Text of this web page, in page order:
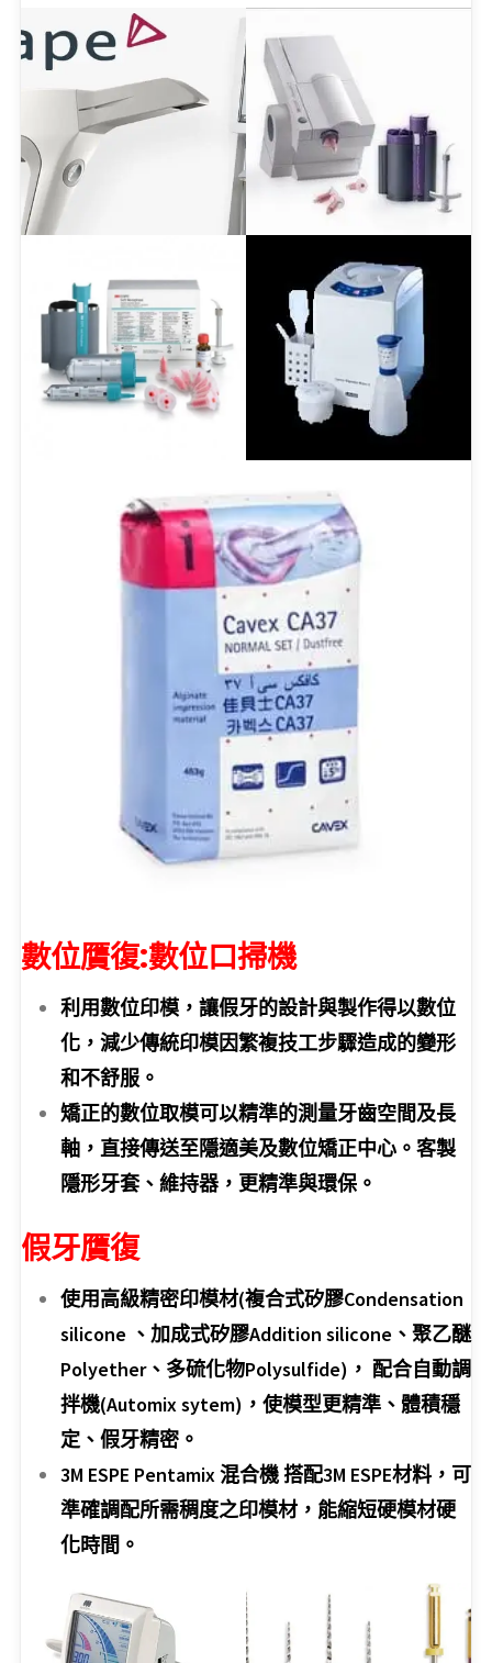
數位贋復:數位口掃機
利用數位印模，讓假牙的設計與製作得以數位
化，減少傳統印模因繁複技工步驟造成的變形
和不舒服。
矯正的數位取模可以精準的測量牙齒空間及長
軸，直接傳送至隱適美及數位矯正中心。客製
隱形牙套、維持器，更精準與環保。
假牙贋復
使用高級精密印模材(複合式矽膠Condensation
silicone 、加成式矽膠Addition silicone、聚乙醚
Polyether、多硫化物Polysulfide)， 配合自動調
拌機(Automix sytem)，使模型更精準、體積穩
定、假牙精密。
3M ESPE Pentamix 混合機 搭配3M ESPE材料，可
準確調配所需稠度之印模材，能縮短硬模材硬
化時間。